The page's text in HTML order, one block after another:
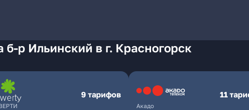
р Ильинский в г. Красногорск
9 тарифов
Акадо
11